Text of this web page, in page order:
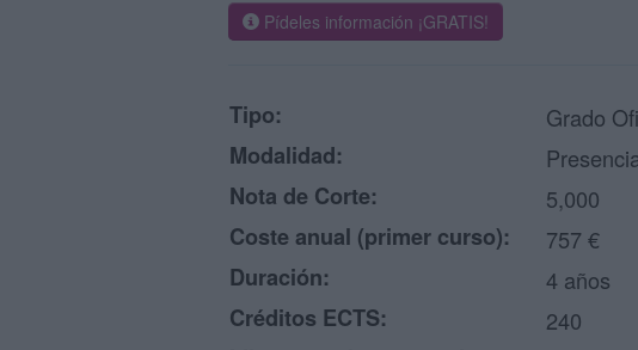
Pídeles información ¡GRATIS!
Tipo:
Grado
Modalidad:
Nota de Corte:
5,000
Coste anual (primer curso):
757 €
Duración:
4 años
Créditos ECTS:
240